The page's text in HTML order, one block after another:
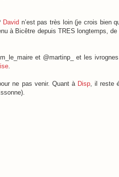
Davidn’est pas très loin (je crois bien
à Bicêtre depuis TRES longtemps,
et @martinp_ et les
ne pas venir. Quant à Disp, il reste